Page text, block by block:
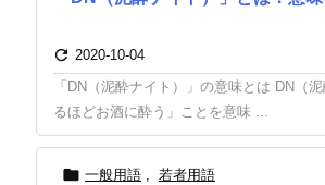
 2020-10-04
「DN（泥酔ナイト）」の意味とは DN（
るほどお酒に酔う」ことを意味 ...
 一般用語 , 若者用語